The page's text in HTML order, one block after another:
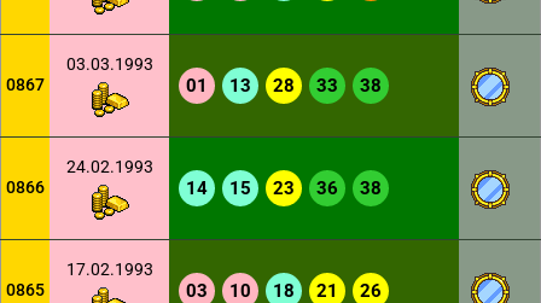
0867
03.03.1993
01 13 28 33 38
0866
24.02.1993
14 15 23 36 38
0865
17.02.1993
03 10 18 21 26